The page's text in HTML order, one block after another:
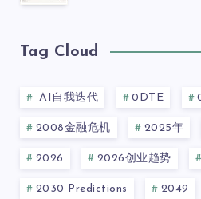
Tag Cloud
AI自我迭代 0DTE
2008金融危机 2025年
2026 2026创业趋势
2030 Predictions 2049